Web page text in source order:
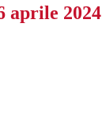
aprile 2024